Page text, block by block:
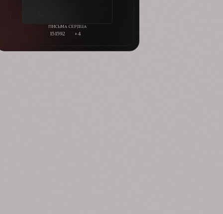
151592 +4